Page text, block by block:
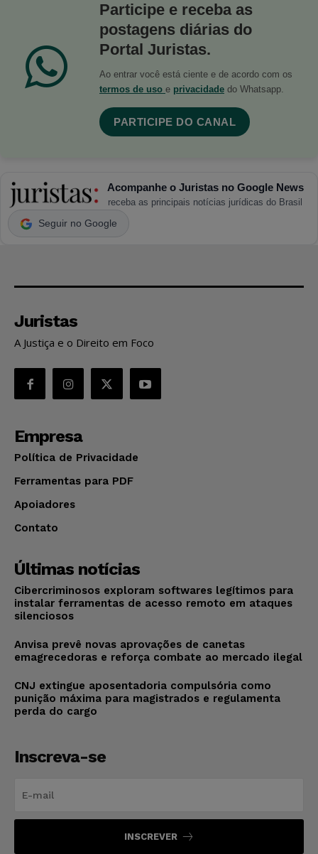
Participe e receba as
postagens diárias do
Portal Juristas.
Ao entrar você está ciente e de acordo com os
termos de uso e privacidade do Whatsapp.
PARTICIPE DO CANAL
Acompanhe o Juristas no Google News
receba as principais notícias jurídicas do Brasil
Seguir no Google
Juristas
A Justiça e o Direito em Foco
Empresa
Política de Privacidade
Ferramentas para PDF
Apoiadores
Contato
Últimas notícias
Cibercriminosos exploram softwares legítimos para
instalar ferramentas de acesso remoto em ataques
silenciosos
Anvisa prevê novas aprovações de canetas
emagrecedoras e reforça combate ao mercado ilegal
CNJ extingue aposentadoria compulsória como
punição máxima para magistrados e regulamenta
perda do cargo
Inscreva-se
INSCREVER